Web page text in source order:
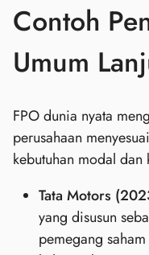
Contoh
Umum
FPO dunia nyata
perusahaan
kebutuhan modal
Tata Motors
yang disusun
pemegang